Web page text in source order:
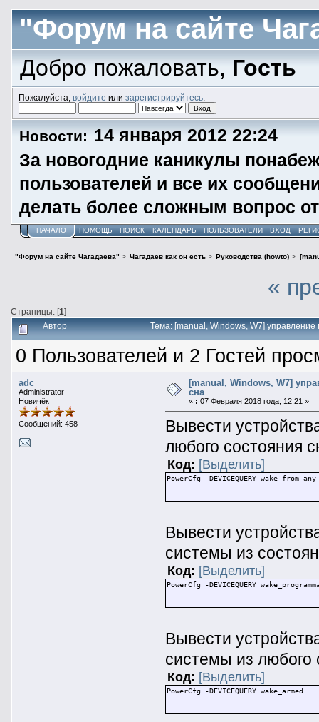
"Форум на сайте
Добро пожаловать,Гость
Пожалуйста, войдите или зарегистрируйтесь.
Новости: 14 января 2012 22:24
За новогодние каникулы
пользователей и все их
делать более сложным вопрос
НАЧАЛО ПОМОЩЬ ПОИСК КАЛЕНДАРЬ ПОЛЬЗОВАТЕЛИ ВХОД
"Форум на сайте Чагадаева" > Чагадаев как он есть > Руководства (howto) >
«
Страницы: [1]
Автор Тема: [manual, Windows, W7]
0 Пользователей и 2 Гостей
adc
Administrator
Новичёк
Сообщений: 458
[manual, Windows, W7]
сна
« : 07 Февраля 2018 года, 12:21 »
Вывести
любого состояния
Код: [Выделить]
PowerCfg -DEVICEQUERY wake_from_any
Вывести
системы из
Код: [Выделить]
PowerCfg -DEVICEQUERY
Вывести
системы из любого
Код: [Выделить]
PowerCfg -DEVICEQUERY wake_armed